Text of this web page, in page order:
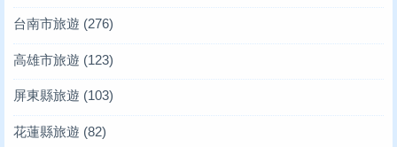
台南市旅遊 (276)
高雄市旅遊 (123)
屏東縣旅遊 (103)
花蓮縣旅遊 (82)